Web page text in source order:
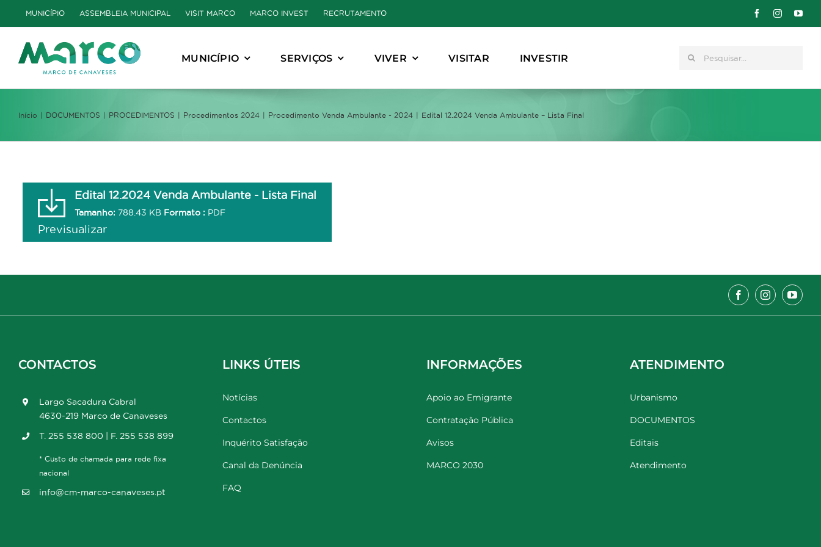
to
content
MUNICÍPIO ASSEMBLEIA MUNICIPAL VISIT MARCO MARCO INVEST RECRUTAMENTO
MUNICÍPIO SERVIÇOS VIVER VISITAR INVESTIR Pesquisar
Início DOCUMENTOS PROCEDIMENTOS Procedimentos 2024 Procedimento Venda Ambulante - 2024 Edital 12.2024 Venda Ambulante – Lista Final
Edital 12.2024 Venda Ambulante - Lista Final
Tamanho: 788.43 KB Formato : PDF
Previsualizar
CONTACTOS
Largo Sacadura Cabral
4630-219 Marco de Canaveses
T. 255 538 800 | F. 255 538 899
* Custo de chamada para rede fixa
nacional
info@cm-marco-canaveses.pt
LINKS ÚTEIS
Notícias
Contactos
Inquérito Satisfação
Canal da Denúncia
FAQ
INFORMAÇÕES
Apoio ao Emigrante
Contratação Pública
Avisos
MARCO 2030
ATENDIMENTO
Urbanismo
DOCUMENTOS
Editais
Atendimento